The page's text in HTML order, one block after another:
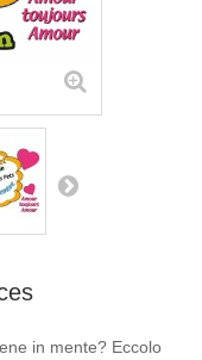
in mente? Eccolo